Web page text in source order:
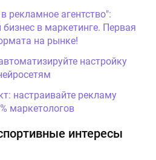
рекламное агентство":
в маркетинге. Первая
на рынке!
настройку
настраивайте рекламу
маркетологов
интересы